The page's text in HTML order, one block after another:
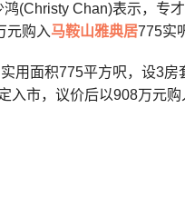
(Christy Chan)表示，专
元购入马鞍山雅典居775实
用面积775平方呎，设3
市，议价后以908万元购